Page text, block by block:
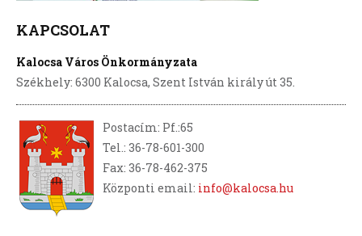
KAPCSOLAT
Kalocsa Város Önkormányzata
Székhely: 6300 Kalocsa, Szent István király út 35.
Postacím: Pf.:65
Tel.: 36-78-601-300
Fax: 36-78-462-375
Központi email: info@kalocsa.hu